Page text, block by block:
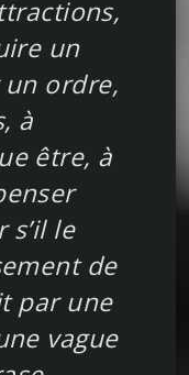
un
un ordre,
à
être, à
s’il le
de
par une
vague